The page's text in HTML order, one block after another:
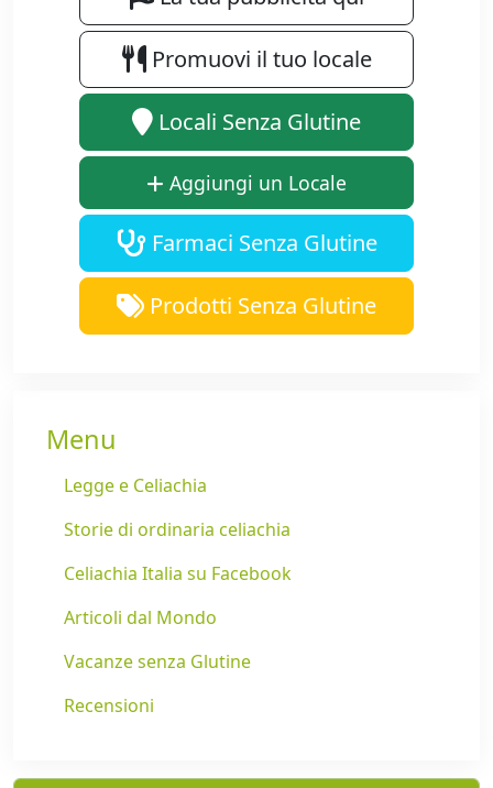
Promuovi il tuo locale
Locali Senza Glutine
Aggiungi un Locale
Farmaci Senza Glutine
Prodotti Senza Glutine
Menu
Legge e Celiachia
Storie di ordinaria celiachia
Celiachia Italia su Facebook
Articoli dal Mondo
Vacanze senza Glutine
Recensioni